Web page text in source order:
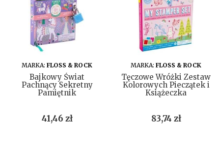
DO KOSZYKA
MARKA: FLOSS & ROCK
Bajkowy Świat
Pachnący Sekretny
Pamiętnik
Cena
41,46 zł
DO KOSZYKA
MARKA: FLOSS & ROCK
Tęczowe Wróżki Zestaw
Kolorowych Pieczątek i
Książeczka
Cena
83,74 zł